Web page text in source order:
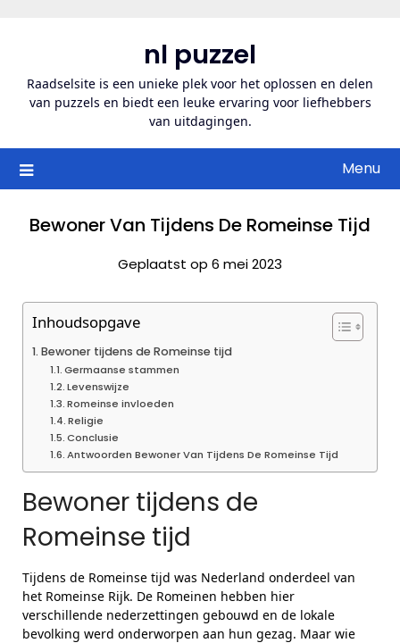
inhoud
nl puzzel
Raadselsite is een unieke plek voor het oplossen en delen
van puzzels en biedt een leuke ervaring voor liefhebbers
van uitdagingen.
Menu
Bewoner Van Tijdens De Romeinse Tijd
Geplaatst op 6 mei 2023
Inhoudsopgave
Bewoner tijdens de Romeinse tijd
Germaanse stammen
Levenswijze
Romeinse invloeden
Religie
Conclusie
Antwoorden Bewoner Van Tijdens De Romeinse Tijd
Bewoner tijdens de
Romeinse tijd
Tijdens de Romeinse tijd was Nederland onderdeel van
het Romeinse Rijk. De Romeinen hebben hier
verschillende nederzettingen gebouwd en de lokale
bevolking werd onderworpen aan hun gezag. Maar wie